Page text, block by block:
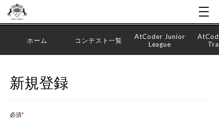
ホーム コンテスト一覧
AtCoder Junior
League
新規登録
必須